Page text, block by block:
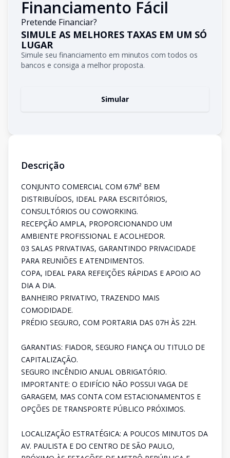
Financiamento Fácil
Pretende Financiar?
SIMULE AS MELHORES TAXAS EM UM SÓ
LUGAR
Simule seu financiamento em minutos com todos os
bancos e consiga a melhor proposta.
Simular
Descrição
CONJUNTO COMERCIAL COM 67M² BEM
DISTRIBUÍDOS, IDEAL PARA ESCRITÓRIOS,
CONSULTÓRIOS OU COWORKING.
RECEPÇÃO AMPLA, PROPORCIONANDO UM
AMBIENTE PROFISSIONAL E ACOLHEDOR.
03 SALAS PRIVATIVAS, GARANTINDO PRIVACIDADE
PARA REUNIÕES E ATENDIMENTOS.
COPA, IDEAL PARA REFEIÇÕES RÁPIDAS E APOIO AO
DIA A DIA.
BANHEIRO PRIVATIVO, TRAZENDO MAIS
COMODIDADE.
PRÉDIO SEGURO, COM PORTARIA DAS 07H ÀS 22H.
GARANTIAS: FIADOR, SEGURO FIANÇA OU TITULO DE
CAPITALIZAÇÃO.
SEGURO INCÊNDIO ANUAL OBRIGATÓRIO.
IMPORTANTE: O EDIFÍCIO NÃO POSSUI VAGA DE
GARAGEM, MAS CONTA COM ESTACIONAMENTOS E
OPÇÕES DE TRANSPORTE PÚBLICO PRÓXIMOS.
LOCALIZAÇÃO ESTRATÉGICA: A POUCOS MINUTOS DA
AV. PAULISTA E DO CENTRO DE SÃO PAULO,